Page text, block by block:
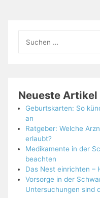
nach:
Neueste Artikel
Geburtskarten: So
an
Ratgeber: Welche
erlaubt?
Medikamente in der
beachten
Das Nest einrichten –
Vorsorge in der
Untersuchungen sind